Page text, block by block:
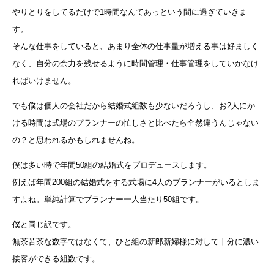
やりとりをしてるだけで1時間なんてあっという間に過ぎていきま
す。
そんな仕事をしていると、あまり全体の仕事量が増える事は好ましく
なく、自分の余力を残せるように時間管理・仕事管理をしていかなけ
ればいけません。
でも僕は個人の会社だから結婚式組数も少ないだろうし、お2人にか
ける時間は式場のプランナーの忙しさと比べたら全然違うんじゃない
の？と思われるかもしれませんね。
僕は多い時で年間50組の結婚式をプロデュースします。
例えば年間200組の結婚式をする式場に4人のプランナーがいるとしま
すよね。単純計算でプランナー一人当たり50組です。
僕と同じ訳です。
無茶苦茶な数字ではなくて、ひと組の新郎新婦様に対して十分に濃い
接客ができる組数です。